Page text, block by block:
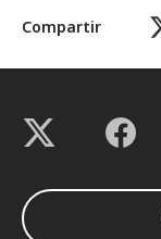
Compartir